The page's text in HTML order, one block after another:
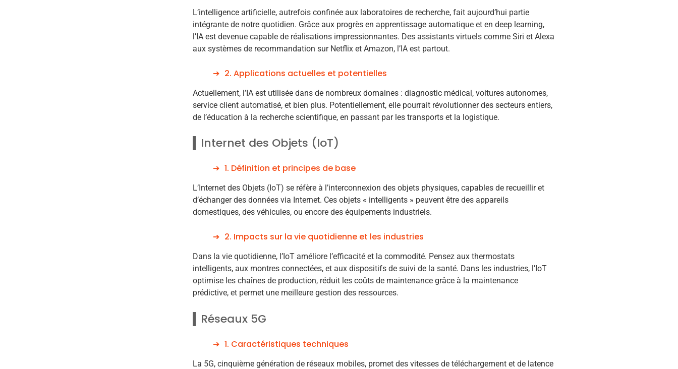
L’intelligence artificielle, autrefois confinée aux laboratoires de recherche, fait aujourd’hui partie
intégrante de notre quotidien. Grâce aux progrès en apprentissage automatique et en deep learning,
l’IA est devenue capable de réalisations impressionnantes. Des assistants virtuels comme Siri et Alexa
aux systèmes de recommandation sur Netflix et Amazon, l’IA est partout.
2. Applications actuelles et potentielles
Actuellement, l’IA est utilisée dans de nombreux domaines : diagnostic médical, voitures autonomes,
service client automatisé, et bien plus. Potentiellement, elle pourrait révolutionner des secteurs entiers,
de l’éducation à la recherche scientifique, en passant par les transports et la logistique.
Internet des Objets (IoT)
1. Définition et principes de base
L’Internet des Objets (IoT) se réfère à l’interconnexion des objets physiques, capables de recueillir et
d’échanger des données via Internet. Ces objets « intelligents » peuvent être des appareils
domestiques, des véhicules, ou encore des équipements industriels.
2. Impacts sur la vie quotidienne et les industries
Dans la vie quotidienne, l’IoT améliore l’efficacité et la commodité. Pensez aux thermostats
intelligents, aux montres connectées, et aux dispositifs de suivi de la santé. Dans les industries, l’IoT
optimise les chaînes de production, réduit les coûts de maintenance grâce à la maintenance
prédictive, et permet une meilleure gestion des ressources.
Réseaux 5G
1. Caractéristiques techniques
La 5G, cinquième génération de réseaux mobiles, promet des vitesses de téléchargement et de latence